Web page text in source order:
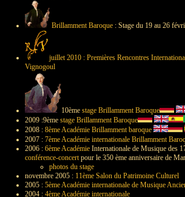
Brillamment Baroque : Stage du 19 au 26
juillet 2010 : Premières Rencontres
Vignogoul
10ème stage Brillamment Baroque
2009 :9ème stage Brillamment Baroque
2008 : 8ème Académie Brillamment baroque
2007 : 7ème Académie internationale Brillamment
2006 : 6ème Académie Internationale de Musique des
conférence-concertpour le 350 ème anniversaire de
photos du stage
novembre 2005 : 11ème Salon du Patrimoine Culturel
2005 : 5ème Académie internationale de Musique
2004 : 4ème Académie internationale